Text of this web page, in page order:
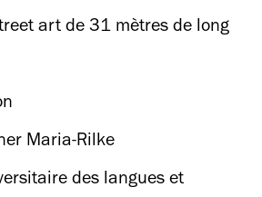
aux-Cailles
art de 31 mètres de long
Maria-Rilke
des langues et